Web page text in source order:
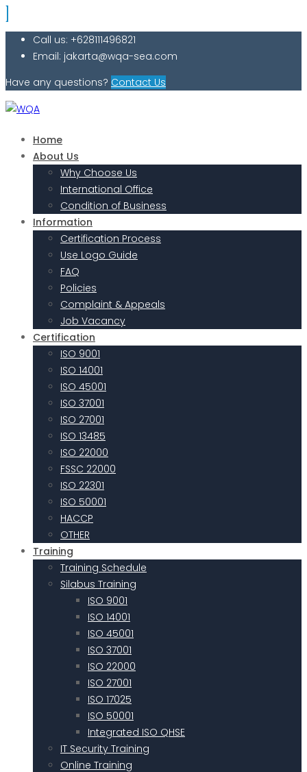
Call us: +628111496821
Email: jakarta@wqa-sea.com
Have any questions? Contact Us
Home
About Us
Why Choose Us
International Office
Condition of Business
Information
Certification Process
Use Logo Guide
FAQ
Policies
Complaint & Appeals
Job Vacancy
Certification
ISO 9001
ISO 14001
ISO 45001
ISO 37001
ISO 27001
ISO 13485
ISO 22000
FSSC 22000
ISO 22301
ISO 50001
HACCP
OTHER
Training
Training Schedule
Silabus Training
ISO 9001
ISO 14001
ISO 45001
ISO 37001
ISO 22000
ISO 27001
ISO 17025
ISO 50001
Integrated ISO QHSE
IT Security Training
Online Training